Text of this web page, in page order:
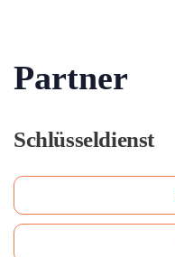
Partner
Schlüsseldienst